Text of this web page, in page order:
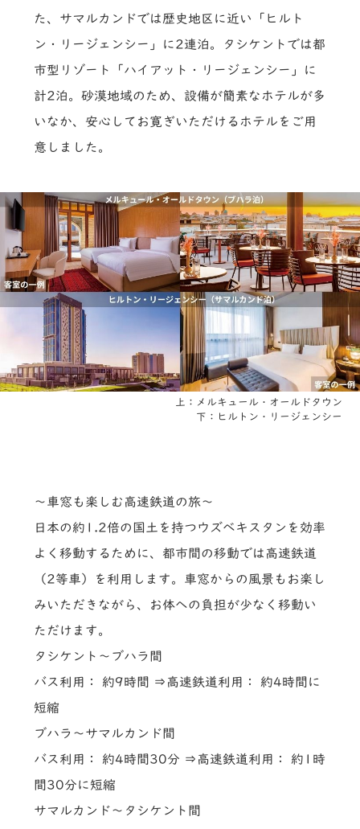
た、サマルカンドでは歴史地区に近い「ヒルト
ン・リージェンシー」に2連泊。タシケントでは都
市型リゾート「ハイアット・リージェンシー」に
計2泊。砂漠地域のため、設備が簡素なホテルが多
いなか、安心してお寛ぎいただけるホテルをご用
意しました。
上：メルキュール・オールドタウン
下：ヒルトン・リージェンシー
～車窓も楽しむ高速鉄道の旅～
日本の約1.2倍の国土を持つウズベキスタンを効率
よく移動するために、都市間の移動では高速鉄道
（2等車）を利用します。車窓からの風景もお楽し
みいただきながら、お体への負担が少なく移動い
ただけます。
タシケント～ブハラ間
バス利用： 約9時間 ⇒高速鉄道利用： 約4時間に
短縮
ブハラ～サマルカンド間
バス利用： 約4時間30分 ⇒高速鉄道利用： 約1時
間30分に短縮
サマルカンド～タシケント間